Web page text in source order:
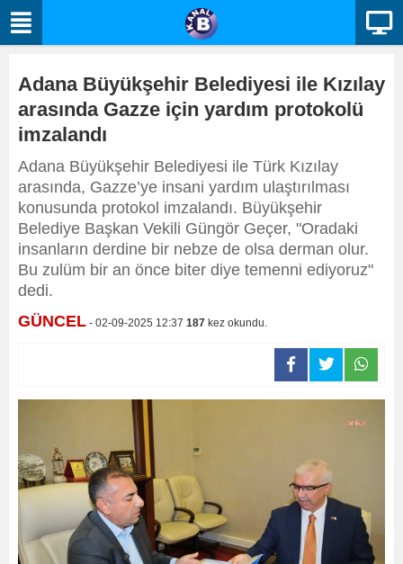
Adana Büyükşehir Belediyesi ile Kızılay
arasında Gazze için yardım protokolü
imzalandı
Adana Büyükşehir Belediyesi ile Türk Kızılay
arasında, Gazze’ye insani yardım ulaştırılması
konusunda protokol imzalandı. Büyükşehir
Belediye Başkan Vekili Güngör Geçer, "Oradaki
insanların derdine bir nebze de olsa derman olur.
Bu zulüm bir an önce biter diye temenni ediyoruz"
dedi.
GÜNCEL - 02-09-2025 12:37 187 kez okundu.